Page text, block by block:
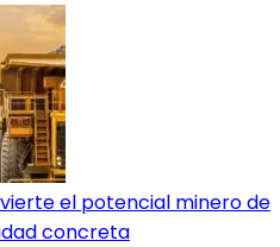
el potencial minero de
concreta